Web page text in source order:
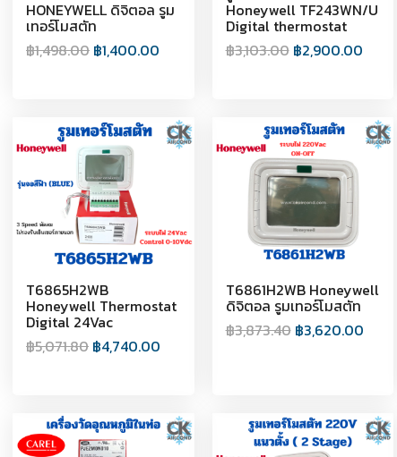
HONEYWELL ดิจิตอล รูม
เทอร์โมสตัท
฿1,498.00 ฿1,400.00
Honeywell TF243WN/U
Digital thermostat
฿3,103.00 ฿2,900.00
T6865H2WB
Honeywell Thermostat
Digital 24Vac
฿5,071.80 ฿4,740.00
T6861H2WB Honeywell
ดิจิตอล รูมเทอร์โมสตัท
฿3,873.40 ฿3,620.00